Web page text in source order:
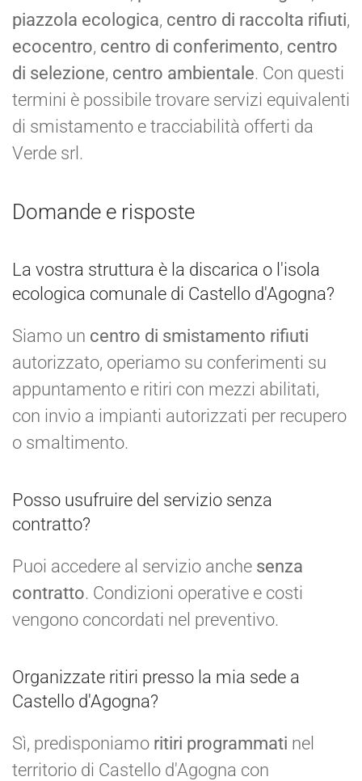
piazzola ecologica, centro di raccolta rifiuti,
ecocentro, centro di conferimento, centro
di selezione, centro ambientale. Con questi
termini è possibile trovare servizi equivalenti
di smistamento e tracciabilità offerti da
Verde srl.
Domande e risposte
La vostra struttura è la discarica o l'isola
ecologica comunale di Castello d'Agogna?
Siamo un centro di smistamento rifiuti
autorizzato, operiamo su conferimenti su
appuntamento e ritiri con mezzi abilitati,
con invio a impianti autorizzati per recupero
o smaltimento.
Posso usufruire del servizio senza
contratto?
Puoi accedere al servizio anche senza
contratto. Condizioni operative e costi
vengono concordati nel preventivo.
Organizzate ritiri presso la mia sede a
Castello d'Agogna?
Sì, predisponiamo ritiri programmati nel
territorio di Castello d'Agogna con